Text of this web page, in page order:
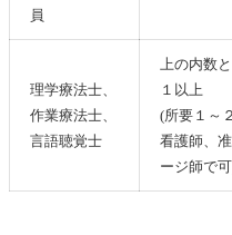
員
理学療法士、
作業療法士、
言語聴覚士
上の内数
１以上
(所要１～
看護師、
ージ師で